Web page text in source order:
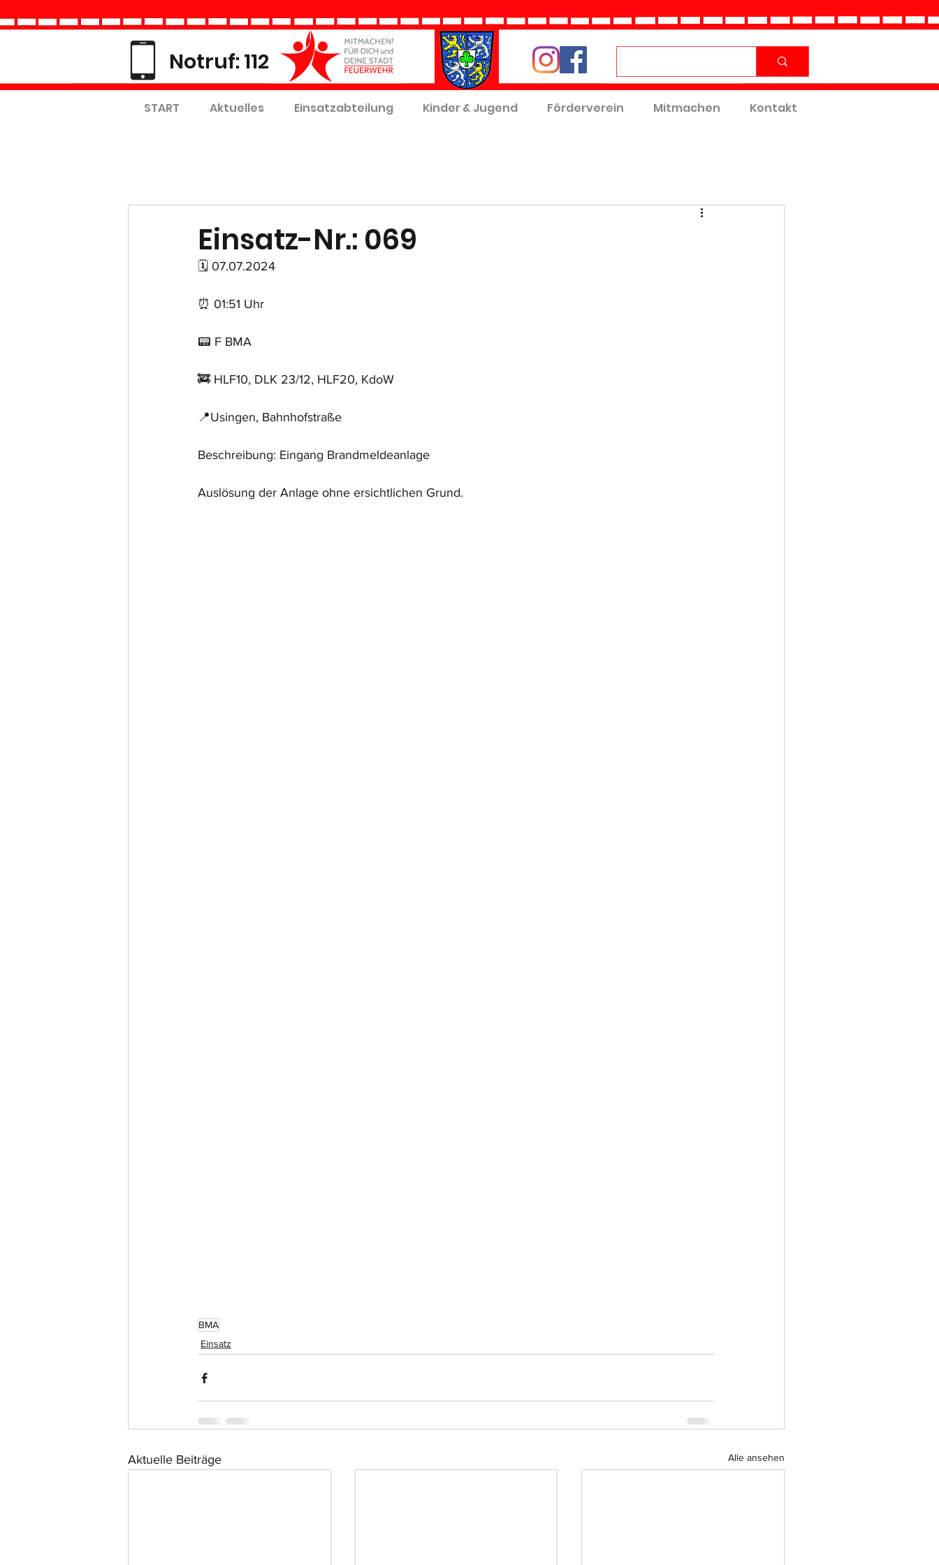
Notruf: 112
START Aktuelles Einsatzabteilung Kinder & Jugend Förderverein Mitmachen Kontakt
Einsatz-Nr.: 069
🗓 07.07.2024
⏰ 01:51 Uhr
📟 F BMA
🚒 HLF10, DLK 23/12, HLF20, KdoW
📍Usingen, Bahnhofstraße
Beschreibung: Eingang Brandmeldeanlage
Auslösung der Anlage ohne ersichtlichen Grund.
BMA
Einsatz
Aktuelle Beiträge Alle ansehen